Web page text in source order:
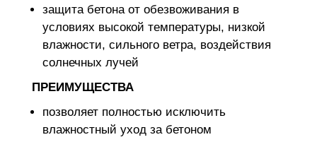
защита бетона от обезвоживания в
условиях высокой температуры, низкой
влажности, сильного ветра, воздействия
солнечных лучей
ПРЕИМУЩЕСТВА
позволяет полностью исключить
влажностный уход за бетоном